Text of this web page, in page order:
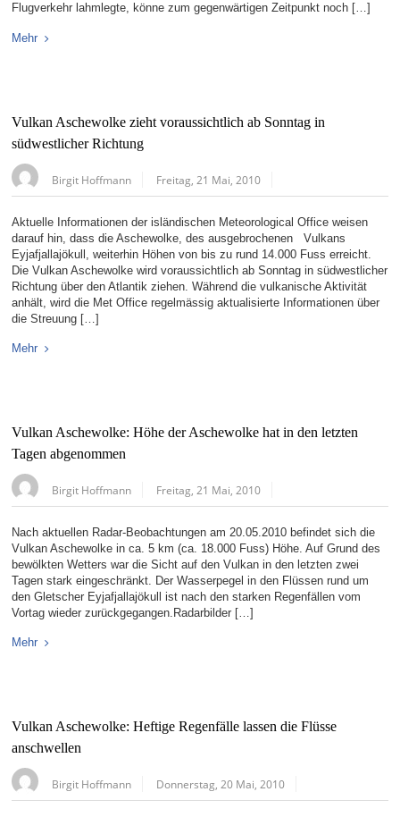
Flugverkehr lahmlegte, könne zum gegenwärtigen Zeitpunkt noch […]
Mehr
Vulkan Aschewolke zieht voraussichtlich ab Sonntag in
südwestlicher Richtung
Birgit Hoffmann Freitag, 21 Mai, 2010
Aktuelle Informationen der isländischen Meteorological Office weisen
darauf hin, dass die Aschewolke, des ausgebrochenen Vulkans
Eyjafjallajökull, weiterhin Höhen von bis zu rund 14.000 Fuss erreicht.
Die Vulkan Aschewolke wird voraussichtlich ab Sonntag in südwestlicher
Richtung über den Atlantik ziehen. Während die vulkanische Aktivität
anhält, wird die Met Office regelmässig aktualisierte Informationen über
die Streuung […]
Mehr
Vulkan Aschewolke: Höhe der Aschewolke hat in den letzten
Tagen abgenommen
Birgit Hoffmann Freitag, 21 Mai, 2010
Nach aktuellen Radar-Beobachtungen am 20.05.2010 befindet sich die
Vulkan Aschewolke in ca. 5 km (ca. 18.000 Fuss) Höhe. Auf Grund des
bewölkten Wetters war die Sicht auf den Vulkan in den letzten zwei
Tagen stark eingeschränkt. Der Wasserpegel in den Flüssen rund um
den Gletscher Eyjafjallajökull ist nach den starken Regenfällen vom
Vortag wieder zurückgegangen.Radarbilder […]
Mehr
Vulkan Aschewolke: Heftige Regenfälle lassen die Flüsse
anschwellen
Birgit Hoffmann Donnerstag, 20 Mai, 2010